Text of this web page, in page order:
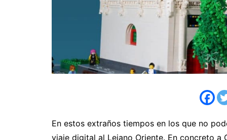
En estos extraños tiempos en los que no
viaje digital al Lejano Oriente. En concreto